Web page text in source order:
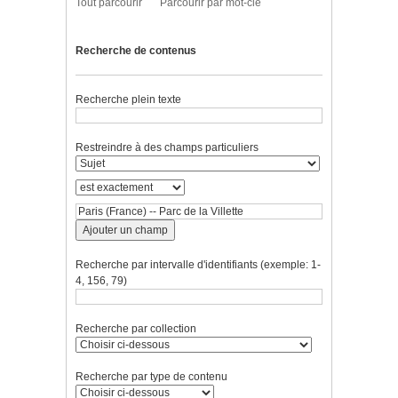
Tout parcourir Parcourir par mot-clé
Recherche de contenus
Recherche plein texte
Restreindre à des champs particuliers
Ajouter un champ
Recherche par intervalle d'identifiants (exemple: 1-
4, 156, 79)
Recherche par collection
Recherche par type de contenu